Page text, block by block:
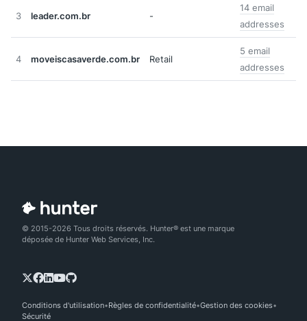
3 leader.com.br -
14 email
addresses
4 moveiscasaverde.com.br Retail
5 email
addresses
© 2015-2026 Tous droits réservés. Hunter® est une marque
déposée de Hunter Web Services, Inc.
Conditions d'utilisation Règles de confidentialité Gestion des cookies
Sécurité